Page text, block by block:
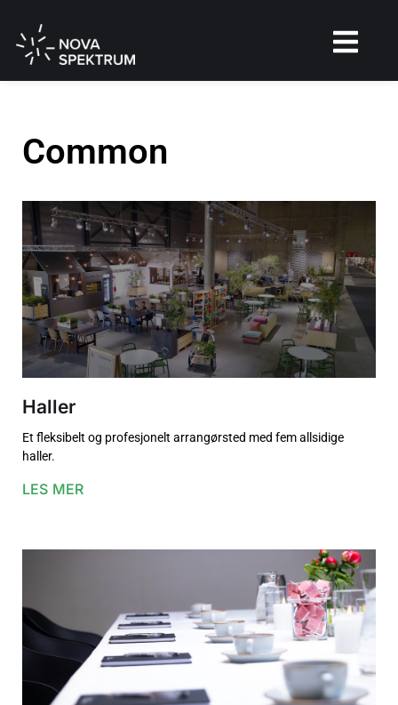
Common
Haller
Et fleksibelt og profesjonelt arrangørsted med fem allsidige
haller.
LES MER